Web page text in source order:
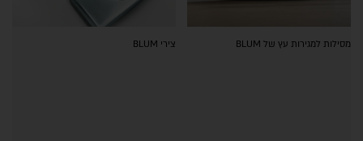
מסילות למגירות עץ של BLUM צירי BLUM